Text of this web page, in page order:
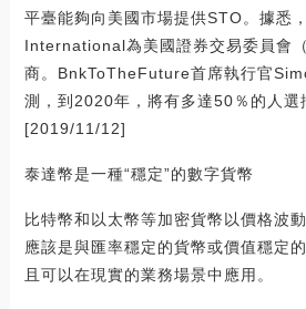
平臺能夠向美國市場提供STO。據悉
International為美國證券交易委員會
商。BnkToTheFuture首席執行官
測，到2020年，將有多達50％的人選
[2019/11/12]
泰達幣是一種“穩定”的數字貨幣
比特幣和以太幣等加密貨幣以價格波
應該是與匯率穩定的貨幣或價值穩定
且可以在現實的業務場景中應用。